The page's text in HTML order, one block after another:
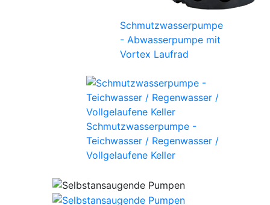
Schmutzwasserpumpe
- Abwasserpumpe mit
Vortex Laufrad
Schmutzwasserpumpe -
Teichwasser / Regenwasser /
Vollgelaufene Keller